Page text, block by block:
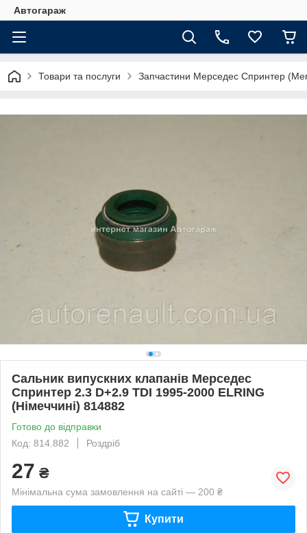
Автогараж
Товари та послуги Запчастини Мерседес Спринтер
Сальник випускних клапанів Мерседес
Спринтер 2.3 D+2.9 TDI 1995-2000 ELRING
(Німеччині) 814882
Готово до відправки
Код: 814.882
Роздріб
27 ₴
Мінімальна сума замовлення на сайті — 200 ₴
Купити